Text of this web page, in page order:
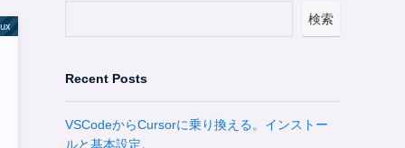
検索
Recent Posts
VSCodeからCursorに乗り換える。インストー
ルと基本設定。